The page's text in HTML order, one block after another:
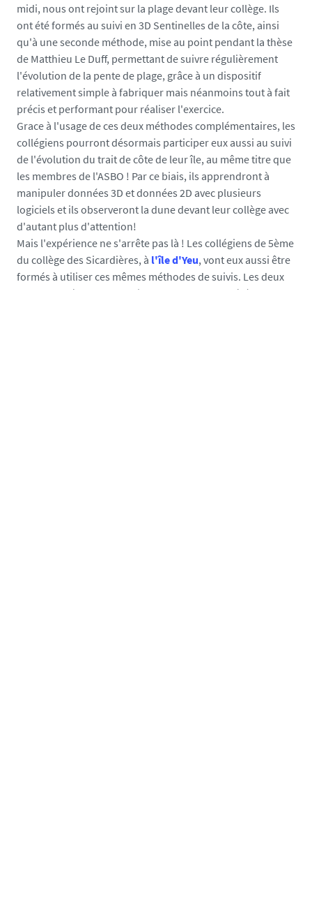
midi, nous ont rejoint sur la plage devant leur collège. Ils
ont été formés au suivi en 3D Sentinelles de la côte, ainsi
qu'à une seconde méthode, mise au point pendant la thèse
de Matthieu Le Duff, permettant de suivre régulièrement
l'évolution de la pente de plage, grâce à un dispositif
relativement simple à fabriquer mais néanmoins tout à fait
précis et performant pour réaliser l'exercice.
Grace à l'usage de ces deux méthodes complémentaires, les
collégiens pourront désormais participer eux aussi au suivi
de l'évolution du trait de côte de leur île, au même titre que
les membres de l'ASBO ! Par ce biais, ils apprendront à
manipuler données 3D et données 2D avec plusieurs
logiciels et ils observeront la dune devant leur collège avec
d'autant plus d'attention!
Mais l'expérience ne s'arrête pas là ! Les collégiens de 5ème
du collège des Sicardières, à l'île d'Yeu, vont eux aussi être
formés à utiliser ces mêmes méthodes de suivis. Les deux
classes de 5ème* vont rapidement commencer à échanger